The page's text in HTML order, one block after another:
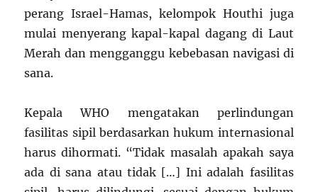
perang Israel-Hamas, kelompok Houthi juga
mulai menyerang kapal-kapal dagang di Laut
Merah dan mengganggu kebebasan navigasi di
sana.
Kepala WHO mengatakan perlindungan
fasilitas sipil berdasarkan hukum internasional
harus dihormati. “Tidak masalah apakah saya
ada di sana atau tidak […] Ini adalah fasilitas